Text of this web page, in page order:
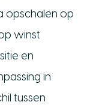
opschalen op
winst
en
in
tussen